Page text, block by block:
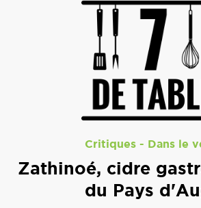
Critiques- Dans le
Zathinoé, cidre
du Pays